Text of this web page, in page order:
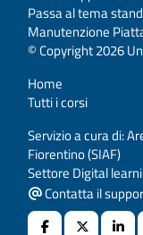
Passa al tema
Manutenzione
© Copyright 2026
Home
Tutti i corsi
Servizio a cura di:
Fiorentino (SIAF)
Settore Digital
Contatta il